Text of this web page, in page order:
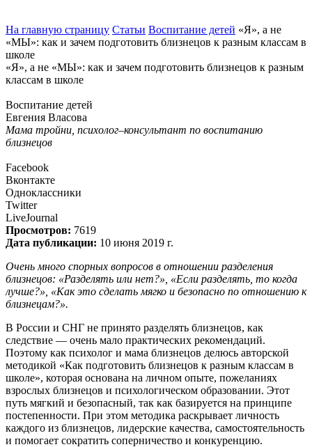
На главную страницу Статьи Воспитание детей «Я», а не
«МЫ»: как и зачем подготовить близнецов к разным классам в
школе
«Я», а не «МЫ»: как и зачем подготовить близнецов к разным
классам в школе
Воспитание детей
Евгения Власова
Мама тройни, психолог–консультант по воспитанию
близнецов
Facebook
Вконтакте
Одноклассники
Twitter
LiveJournal
Просмотров: 7619
Дата публикации: 10 июня 2019 г.
Очень много спорных вопросов в отношении разделения
близнецов: «Разделять или нет?», «Если разделять, то когда
лучше?», «Как это сделать мягко и безопасно по отношению к
близнецам?».
В России и СНГ не принято разделять близнецов, как
следствие — очень мало практических рекомендаций.
Поэтому как психолог и мама близнецов делюсь авторской
методикой «Как подготовить близнецов к разным классам в
школе», которая основана на личном опыте, пожеланиях
взрослых близнецов и психологическом образовании. Этот
путь мягкий и безопасный, так как базируется на принципе
постепенности. При этом методика раскрывает личность
каждого из близнецов, лидерские качества, самостоятельность
и помогает сократить соперничество и конкуренцию.